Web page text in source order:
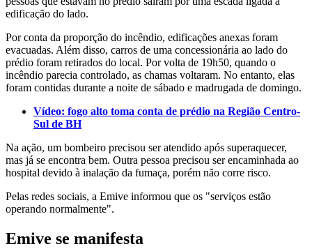
edificação do lado.
Por conta da proporção do incêndio, edificações anexas foram
evacuadas. Além disso, carros de uma concessionária ao lado do
prédio foram retirados do local. Por volta de 19h50, quando o
incêndio parecia controlado, as chamas voltaram. No entanto, elas
foram contidas durante a noite de sábado e madrugada de domingo.
Vídeo: fogo alto toma conta de prédio na Região Centro-
Sul de BH
Na ação, um bombeiro precisou ser atendido após superaquecer,
mas já se encontra bem. Outra pessoa precisou ser encaminhada ao
hospital devido à inalação da fumaça, porém não corre risco.
Pelas redes sociais, a Emive informou que os "serviços estão
operando normalmente".
Emive se manifesta